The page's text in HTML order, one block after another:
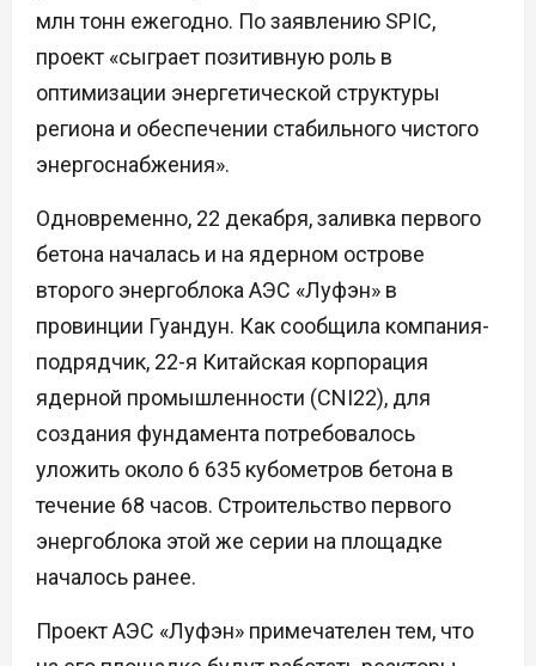
млн тонн ежегодно. По заявлению SPIC,
проект «сыграет позитивную роль в
оптимизации энергетической структуры
региона и обеспечении стабильного чистого
энергоснабжения».
Одновременно, 22 декабря, заливка первого
бетона началась и на ядерном острове
второго энергоблока АЭС «Луфэн» в
провинции Гуандун. Как сообщила компания-
подрядчик, 22-я Китайская корпорация
ядерной промышленности (CNI22), для
создания фундамента потребовалось
уложить около 6 635 кубометров бетона в
течение 68 часов. Строительство первого
энергоблока этой же серии на площадке
началось ранее.
Проект АЭС «Луфэн» примечателен тем, что